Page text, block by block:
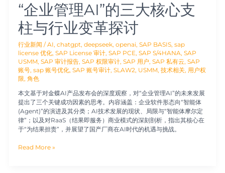
“企业管理AI”的三大核心支
柱与行业变革探讨
行业新闻 /AI,chatgpt,deepseek,openai,SAP BASIS,sap
license 优化,SAP License 审计,SAP PCE,SAP S/4HANA,SAP
USMM,SAP 审计报告,SAP 权限审计,SAP 用户,SAP 私有云,SAP
账号,sap 账号优化,SAP 账号审计,SLAW2, USMM,技术相关, 用户权
限,角色
本文基于对金蝶AI产品发布会的深度观察，对“企业管理AI”的未来发展
提出了三个关键成功因素的思考。内容涵盖：企业软件形态向“智能体
(Agent)”的演进及其分类；AI技术发展的现状、局限与“智能体摩尔定
律”；以及对RaaS（结果即服务）商业模式的深刻剖析，指出其核心在
于“为结果担责”，并展望了国产厂商在AI时代的机遇与挑战。
业
革
探
讨
Read More »